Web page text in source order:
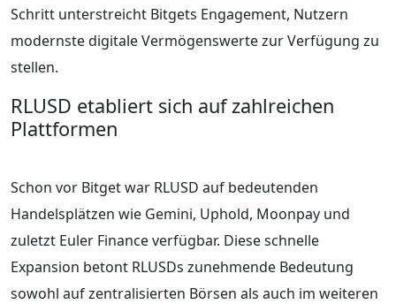
Schritt unterstreicht Bitgets Engagement, Nutzern
modernste digitale Vermögenswerte zur Verfügung zu
stellen.
RLUSD etabliert sich auf zahlreichen
Plattformen
Schon vor Bitget war RLUSD auf bedeutenden
Handelsplätzen wie Gemini, Uphold, Moonpay und
zuletzt Euler Finance verfügbar. Diese schnelle
Expansion betont RLUSDs zunehmende Bedeutung
sowohl auf zentralisierten Börsen als auch im weiteren